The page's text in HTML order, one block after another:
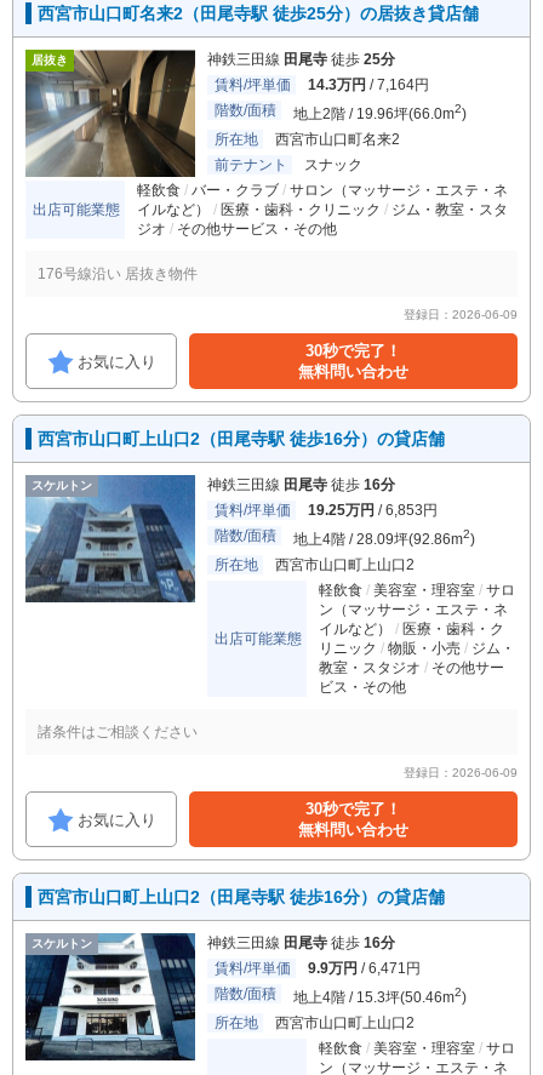
西宮市山口町名来2（田尾寺駅 徒歩25分）の居抜き貸店舗
居抜き 神鉄三田線 田尾寺 徒歩 25分
賃料/坪単価
14.3万円 / 7,164円
階数/面積
地上2階 / 19.96坪(66.0m2)
所在地
西宮市山口町名来2
前テナント
スナック
出店可能業態
軽飲食 バー・クラブ
サロン（マッサージ・エステ・ネ
イルなど）
医療・歯科・クリニック
ジム・教室・スタ
ジオ
その他サービス・その他
176号線沿い 居抜き物件
登録日：2026-06-09
お気に入り
30秒で完了！
無料問い合わせ
西宮市山口町上山口2（田尾寺駅 徒歩16分）の貸店舗
スケルトン 神鉄三田線 田尾寺 徒歩 16分
賃料/坪単価
19.25万円 / 6,853円
階数/面積
地上4階 / 28.09坪(92.86m2)
所在地
西宮市山口町上山口2
出店可能業態
軽飲食 美容室・理容室
サロ
ン（マッサージ・エステ・ネ
イルなど）
医療・歯科・ク
リニック
物販・小売
ジム・
教室・スタジオ
その他サー
ビス・その他
諸条件はご相談ください
登録日：2026-06-09
お気に入り
30秒で完了！
無料問い合わせ
西宮市山口町上山口2（田尾寺駅 徒歩16分）の貸店舗
スケルトン 神鉄三田線 田尾寺 徒歩 16分
賃料/坪単価
9.9万円 / 6,471円
階数/面積
地上4階 / 15.3坪(50.46m2)
所在地
西宮市山口町上山口2
軽飲食
美容室・理容室
サロ
ン（マッサージ・エステ・ネ